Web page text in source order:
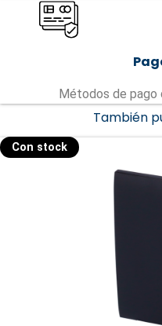
Métodos de
También
Con stock